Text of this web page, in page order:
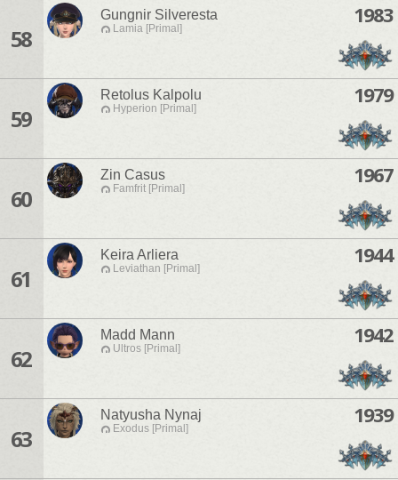
58
Gungnir Silveresta
Lamia [Primal]
1983
59
Retolus Kalpolu
Hyperion [Primal]
1979
60
Zin Casus
Famfrit [Primal]
1967
61
Keira Arliera
Leviathan [Primal]
1944
62
Madd Mann
Ultros [Primal]
1942
63
Natyusha Nynaj
Exodus [Primal]
1939